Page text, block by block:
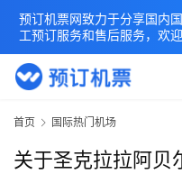
首页 国际热门机场
关于圣克拉拉阿贝
预订机票网致力于分享国内
工预订服务和售后服务，欢